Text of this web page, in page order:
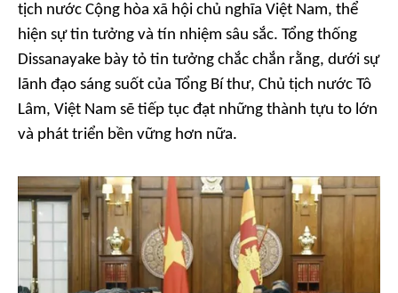
tịch nước Cộng hòa xã hội chủ nghĩa Việt Nam, thể
hiện sự tin tưởng và tín nhiệm sâu sắc. Tổng thống
Dissanayake bày tỏ tin tưởng chắc chắn rằng, dưới sự
lãnh đạo sáng suốt của Tổng Bí thư, Chủ tịch nước Tô
Lâm, Việt Nam sẽ tiếp tục đạt những thành tựu to lớn
và phát triển bền vững hơn nữa.